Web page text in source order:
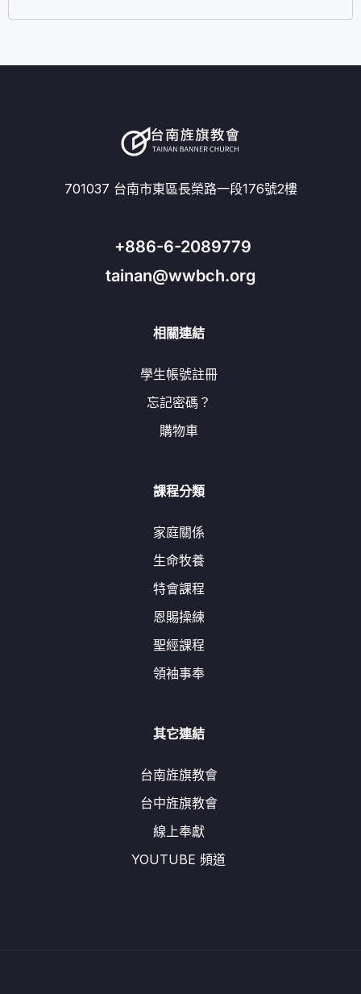
701037 台南市東區長榮路一段176號2樓
+886-6-2089779
tainan@wwbch.org
相關連結
學生帳號註冊
忘記密碼？
購物車
課程分類
家庭關係
生命牧養
特會課程
恩賜操練
聖經課程
領袖事奉
其它連結
台南旌旗教會
台中旌旗教會
線上奉獻
YOUTUBE 頻道